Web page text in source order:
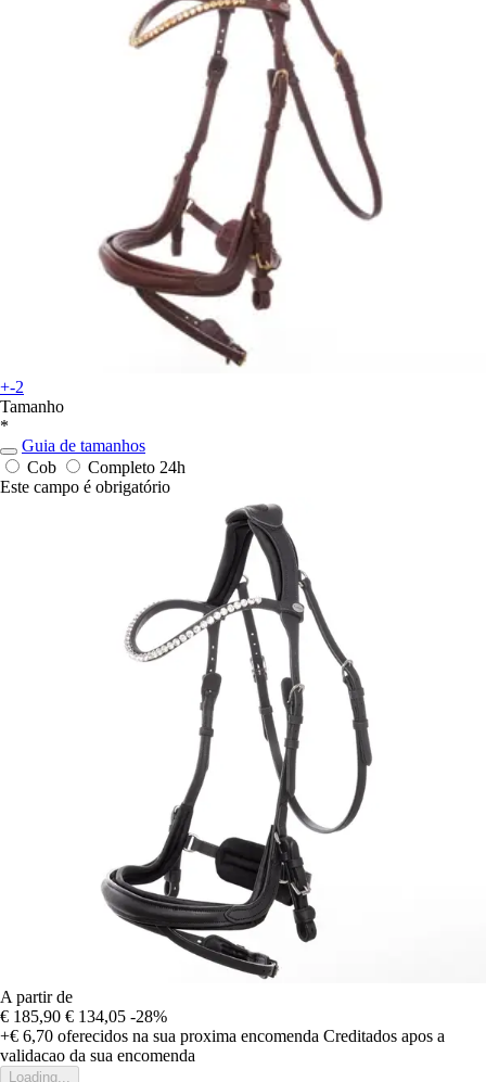
+-2
Tamanho
*
Guia de tamanhos
Cob
Completo 24h
Este campo é obrigatório
A partir de
€ 185,90 € 134,05 -28%
+€ 6,70 oferecidos na sua proxima encomenda Creditados apos a
validacao da sua encomenda
Loading...